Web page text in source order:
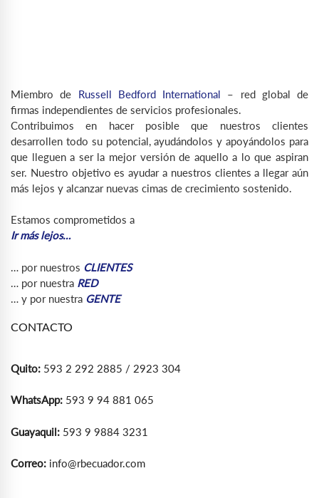
Miembro de Russell Bedford International – red global de
firmas independientes de servicios profesionales.
Contribuimos en hacer posible que nuestros clientes
desarrollen todo su potencial, ayudándolos y apoyándolos para
que lleguen a ser la mejor versión de aquello a lo que aspiran
ser. Nuestro objetivo es ayudar a nuestros clientes a llegar aún
más lejos y alcanzar nuevas cimas de crecimiento sostenido.
Estamos comprometidos a
Ir más lejos…
… por nuestros CLIENTES
… por nuestra RED
… y por nuestra GENTE
CONTACTO
Quito: 593 2 292 2885 / 2923 304
WhatsApp: 593 9 94 881 065
Guayaquil: 593 9 9884 3231
Correo: info@rbecuador.com